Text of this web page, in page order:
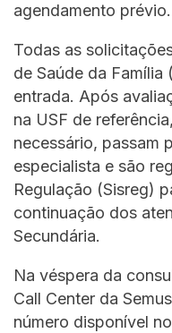
agendamento prévio.
Todas as
de Saúde da
entrada. Após
na USF de
necessário, passam
especialista e são
Regulação (Sisreg)
continuação dos
Secundária.
Na véspera da
Call Center da
número disponível